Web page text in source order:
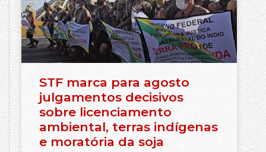
STF marca para agosto
julgamentos decisivos
sobre licenciamento
ambiental, terras indígenas
e moratória da soja